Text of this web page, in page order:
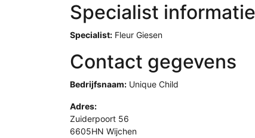
Specialist
Specialist: Fleur Giesen
Contact gegevens
Bedrijfsnaam: Unique Child
Adres:
Zuiderpoort 56
6605HN Wijchen